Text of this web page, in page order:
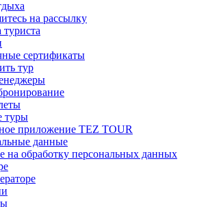
на рассылку
сертификаты
тур
туры
приложение TEZ TOUR
данные
на обработку персональных данных